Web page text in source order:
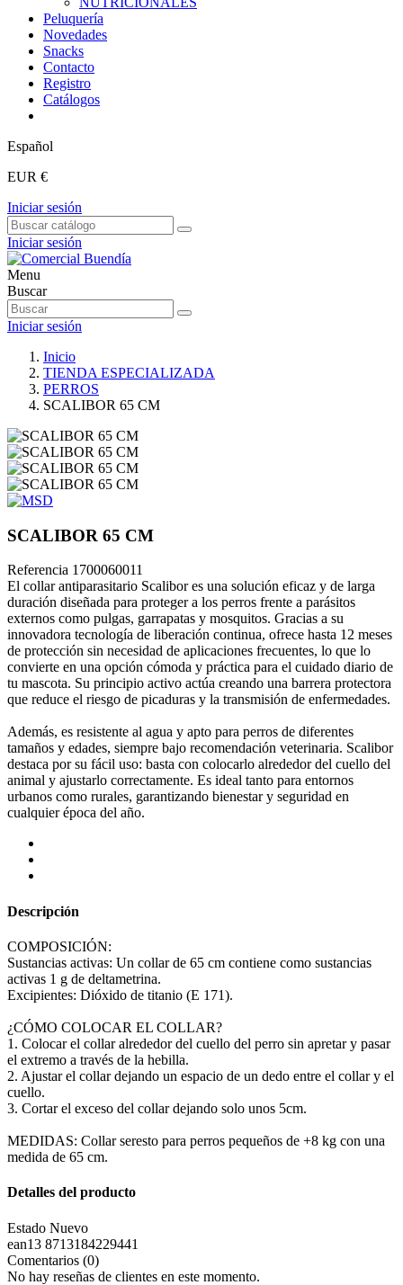
Peluquería
Novedades
Snacks
Contacto
Registro
Catálogos
Español
EUR €
Iniciar sesión
Iniciar sesión
Menu
Buscar
Iniciar sesión
Inicio
TIENDA ESPECIALIZADA
PERROS
SCALIBOR 65 CM
SCALIBOR 65 CM
Referencia 1700060011
El collar antiparasitario Scalibor es una solución eficaz y de larga
duración diseñada para proteger a los perros frente a parásitos
externos como pulgas, garrapatas y mosquitos. Gracias a su
innovadora tecnología de liberación continua, ofrece hasta 12 meses
de protección sin necesidad de aplicaciones frecuentes, lo que lo
convierte en una opción cómoda y práctica para el cuidado diario de
tu mascota. Su principio activo actúa creando una barrera protectora
que reduce el riesgo de picaduras y la transmisión de enfermedades.
Además, es resistente al agua y apto para perros de diferentes
tamaños y edades, siempre bajo recomendación veterinaria. Scalibor
destaca por su fácil uso: basta con colocarlo alrededor del cuello del
animal y ajustarlo correctamente. Es ideal tanto para entornos
urbanos como rurales, garantizando bienestar y seguridad en
cualquier época del año.
Descripción
COMPOSICIÓN:
Sustancias activas: Un collar de 65 cm contiene como sustancias
activas 1 g de deltametrina.
Excipientes: Dióxido de titanio (E 171).
¿CÓMO COLOCAR EL COLLAR?
1. Colocar el collar alrededor del cuello del perro sin apretar y pasar
el extremo a través de la hebilla.
2. Ajustar el collar dejando un espacio de un dedo entre el collar y el
cuello.
3. Cortar el exceso del collar dejando solo unos 5cm.
MEDIDAS: Collar seresto para perros pequeños de +8 kg con una
medida de 65 cm.
Detalles del producto
Estado Nuevo
ean13 8713184229441
Comentarios (0)
No hay reseñas de clientes en este momento.